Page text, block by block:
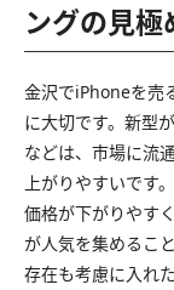
ングの見極
金沢でiPhoneを売
に大切です。新型
などは、市場に流
上がりやすいです
価格が下がりやす
が人気を集めるこ
存在も考慮に入れ